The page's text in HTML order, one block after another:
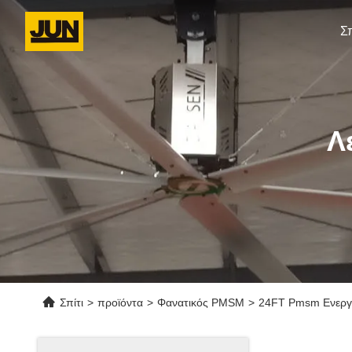
Σπίτι > προϊόντα > Φανατικός PMSM > 24FT Pmsm